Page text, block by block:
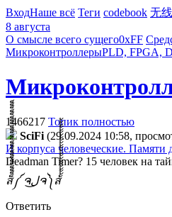
ВходНаше всё Теги codebook 无
8 августа
О смысле всего сущего0xFF
МикроконтроллерыPLD, FPGA,
1466217 Топик полностью
SciFi (29.09.2024 10:58,
И корпуса человеческие. Памяти
Deadman Timer? 15 человек на
ส็็็็็็็็็็็็็็็็็็็็็็็็็༼ ຈل͜ຈ༽ส้้้้้้้้้้้้้้้้้้้้้้้
Ответить